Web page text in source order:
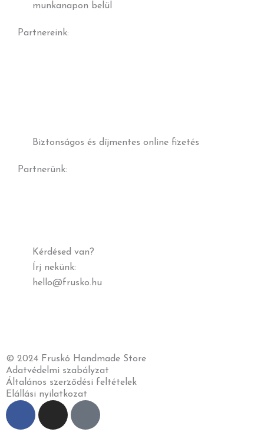
munkanapon belül
Partnereink:
Biztonságos és díjmentes online fizetés
Partnerünk:
Kérdésed van?
Írj nekünk:
hello@frusko.hu
© 2024 Fruskó Handmade Store
Adatvédelmi szabályzat
Általános szerződési feltételek
Elállási nyilatkozat
F
T